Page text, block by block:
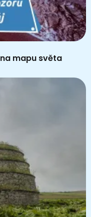
mapu světa